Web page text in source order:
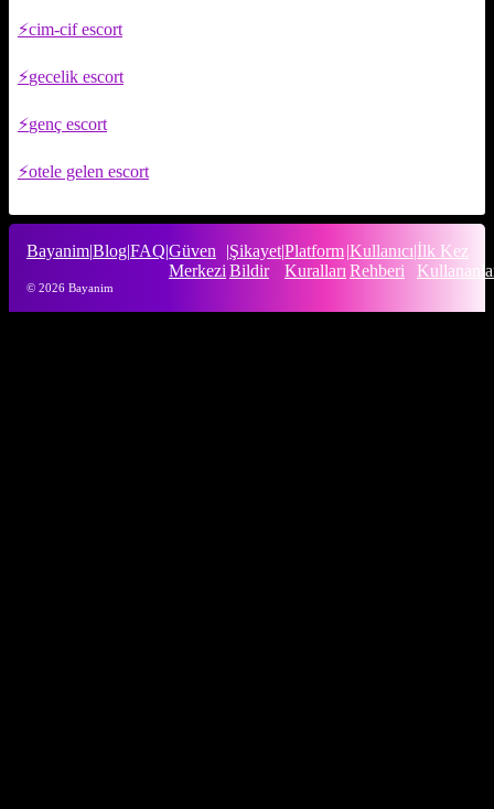
cim-cif escort
gecelik escort
genç escort
otele gelen escort
Bayanim|Blog|FAQ|Güven
Merkezi
|Şikayet
Bildir
|Platform
Kuralları
|Kullanıcı
Rehberi
|İlk Kez
© 2026 Bayanim